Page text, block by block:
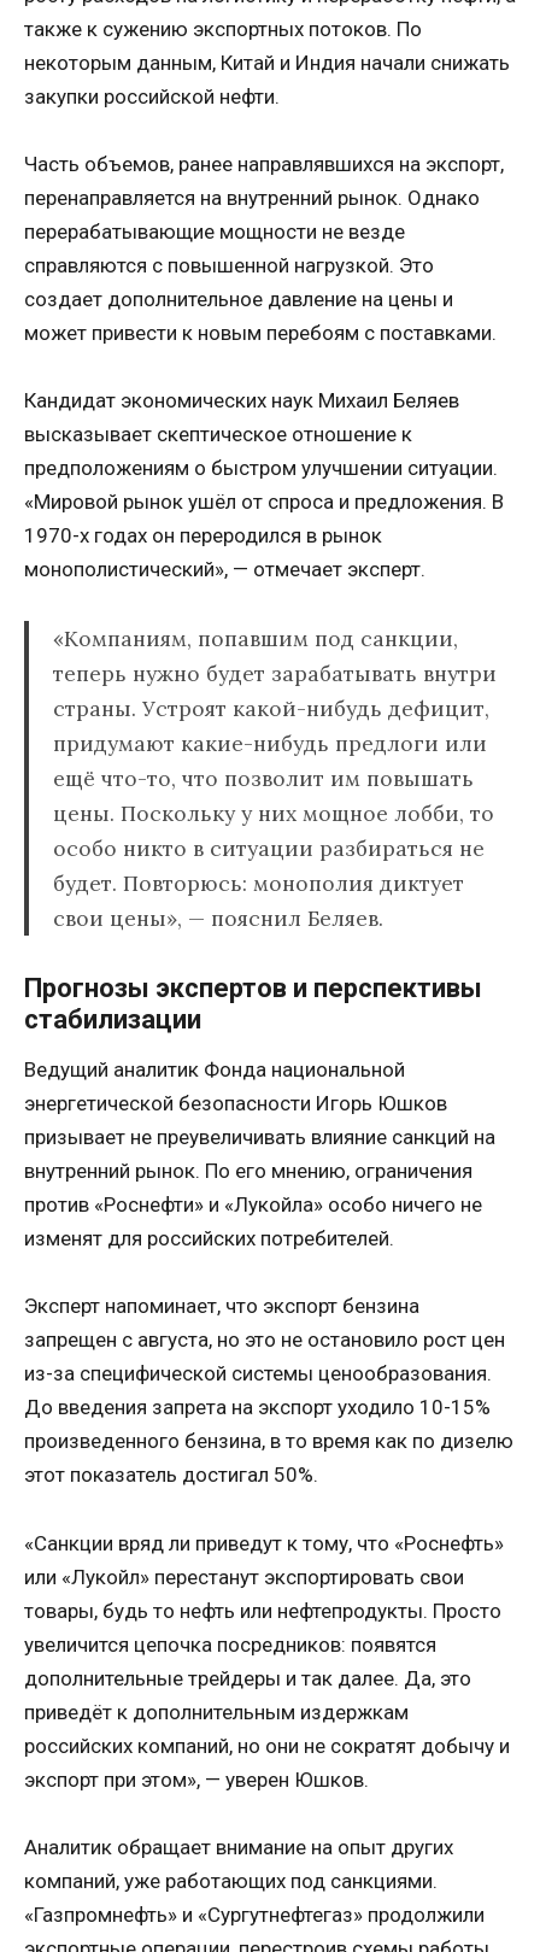
также к сужению экспортных потоков. По
некоторым данным, Китай и Индия начали снижать
закупки российской нефти.
Часть объемов, ранее направлявшихся на экспорт,
перенаправляется на внутренний рынок. Однако
перерабатывающие мощности не везде
справляются с повышенной нагрузкой. Это
создает дополнительное давление на цены и
может привести к новым перебоям с поставками.
Кандидат экономических наук Михаил Беляев
высказывает скептическое отношение к
предположениям о быстром улучшении ситуации.
«Мировой рынок ушёл от спроса и предложения. В
1970-х годах он переродился в рынок
монополистический», — отмечает эксперт.
«Компаниям, попавшим под санкции,
теперь нужно будет зарабатывать внутри
страны. Устроят какой-нибудь дефицит,
придумают какие-нибудь предлоги или
ещё что-то, что позволит им повышать
цены. Поскольку у них мощное лобби, то
особо никто в ситуации разбираться не
будет. Повторюсь: монополия диктует
свои цены», — пояснил Беляев.
Прогнозы экспертов и перспективы
стабилизации
Ведущий аналитик Фонда национальной
энергетической безопасности Игорь Юшков
призывает не преувеличивать влияние санкций на
внутренний рынок. По его мнению, ограничения
против «Роснефти» и «Лукойла» особо ничего не
изменят для российских потребителей.
Эксперт напоминает, что экспорт бензина
запрещен с августа, но это не остановило рост цен
из-за специфической системы ценообразования.
До введения запрета на экспорт уходило 10-15%
произведенного бензина, в то время как по дизелю
этот показатель достигал 50%.
«Санкции вряд ли приведут к тому, что «Роснефть»
или «Лукойл» перестанут экспортировать свои
товары, будь то нефть или нефтепродукты. Просто
увеличится цепочка посредников: появятся
дополнительные трейдеры и так далее. Да, это
приведёт к дополнительным издержкам
российских компаний, но они не сократят добычу и
экспорт при этом», — уверен Юшков.
Аналитик обращает внимание на опыт других
компаний, уже работающих под санкциями.
«Газпромнефть» и «Сургутнефтегаз» продолжили